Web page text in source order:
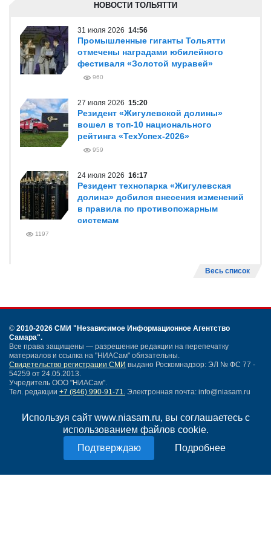
Используя сайт www.niasam.ru, вы соглашаетесь с
использованием файлов cookie.
Подробнее
НОВОСТИ ТОЛЬЯТТИ
31 июля 2026 14:56
Промышленные гиганты Тольятти
отмечены наградами юбилейного
фестиваля «Золотой муравей»
960
27 июля 2026 15:20
Резидент «Жигулевской долины»
вошел в топ-10 национального
рейтинга «ТехУспех-2026»
959
24 июля 2026 16:17
Резидент технопарка «Жигулевская
долина» добился внесения изменений
в правила по противопожарным
системам
1197
Весь список
© 2010-2026 СМИ "Независимое Информационное Агентство
Самара".
Все права защищены — разрешение редакции на перепечатку
материалов и ссылка на "НИАСам" обязательны.
Свидетельство регистрации СМИ выдано Роскомнадзор: ЭЛ № ФС 77 -
54259 от 24.05.2013.
Учредитель ООО "НИАСам".
Тел. редакции +7 (846) 990-91-71. Электронная почта: info@niasam.ru
Карта сайта
Нашли ошибку?
Политика конфиденциальности
Согласие на обработку персональных данных